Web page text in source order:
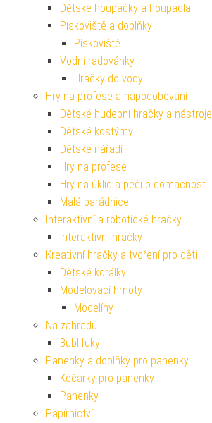
Dětské houpačky a houpadla
Pískoviště a doplňky
Pískoviště
Vodní radovánky
Hračky do vody
Hry na profese a napodobování
Dětské hudební hračky a nástroje
Dětské kostýmy
Dětské nářadí
Hry na profese
Hry na úklid a péči o domácnost
Malá parádnice
Interaktivní a robotické hračky
Interaktivní hračky
Kreativní hračky a tvoření pro děti
Dětské korálky
Modelovací hmoty
Modelíny
Na zahradu
Bublifuky
Panenky a doplňky pro panenky
Kočárky pro panenky
Panenky
Papírnictví